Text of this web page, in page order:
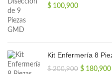
$ 100,900
Kit Enfermería 8
$200,900 El
$ 180,900El